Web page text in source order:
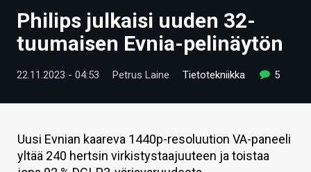
UUTISET
TIETOA
Philips julkaisi uuden 32-
tuumaisen Evnia-pelinäytön
22.11.2023 - 04:53 Petrus Laine Tietotekniikka 5
Uusi Evnian kaareva 1440p-resoluution VA-paneeli
yltää 240 hertsin virkistystaajuuteen ja toistaa